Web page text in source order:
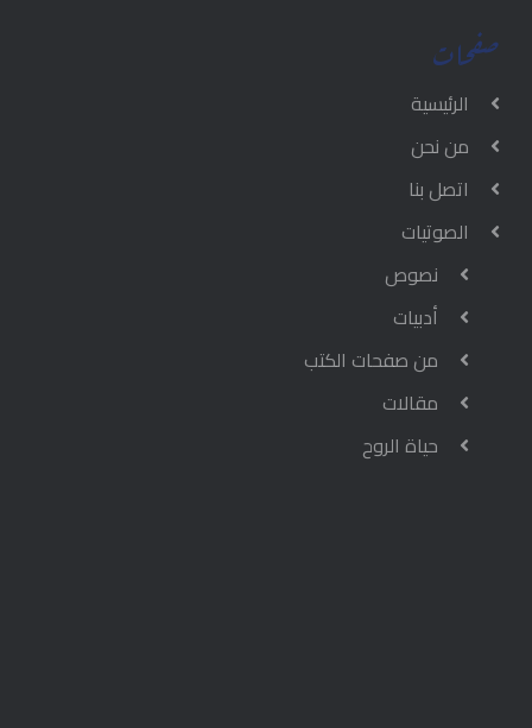
صفحات
الرئيسية
من نحن
اتصل بنا
الصوتيات
نصوص
أدبيات
من صفحات الكتب
مقالات
حياة الروح